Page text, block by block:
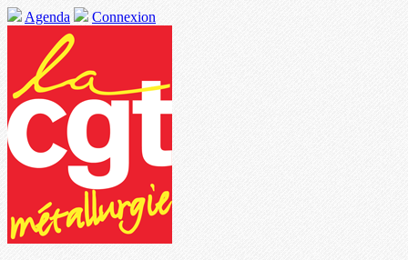
Agenda Connexion